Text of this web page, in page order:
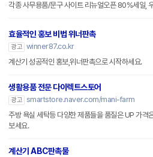
각종 사무용품/문구 사이트 리뉴얼오픈 80%세일,
효율적인 홍보 비법 위너판촉
광고 winner87.co.kr
계산기 성공적인 홍보,위너판촉으로 시작하세요.
생활용품 전문 다이렉트스토어
광고 smartstore.naver.com/mani-farm
주방 욕실 세탁등 다양한 제품들을 품질은 UP 가격
보세요.
계산기 ABC판촉물